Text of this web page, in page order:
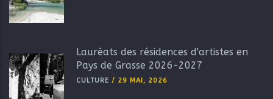
Lauréats des résidences d'artistes en
Pays de Grasse 2026-2027
CULTURE / 29 MAI, 2026